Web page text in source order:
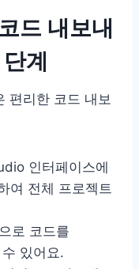
드 내보내
계
편리한 코드 내보
인터페이스에
여 전체 프로젝트
로 코드를
있어요.